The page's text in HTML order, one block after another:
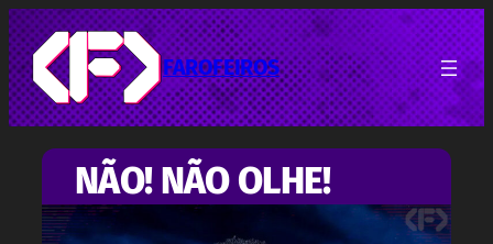
Pular
para
o
conteúdo
FAROFEIROS
NÃO! NÃO OLHE!